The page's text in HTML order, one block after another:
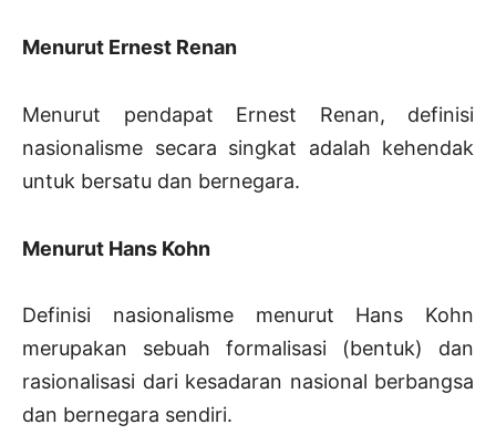
Menurut Ernest Renan
Menurut pendapat Ernest Renan, definisi
nasionalisme secara singkat adalah kehendak
untuk bersatu dan bernegara.
Menurut Hans Kohn
Definisi nasionalisme menurut Hans Kohn
merupakan sebuah formalisasi (bentuk) dan
rasionalisasi dari kesadaran nasional berbangsa
dan bernegara sendiri.